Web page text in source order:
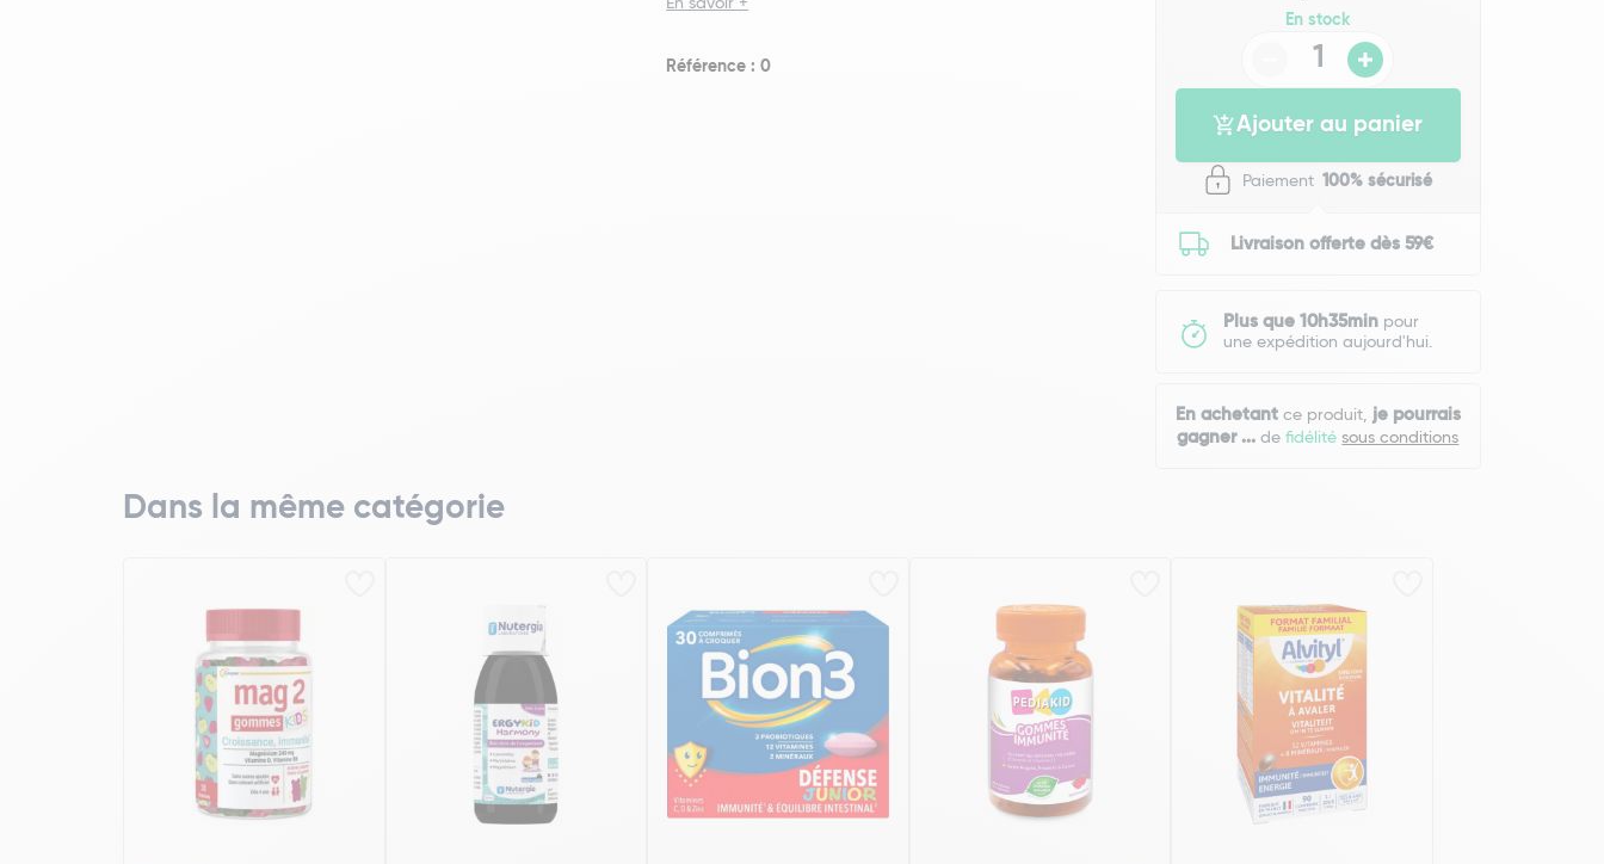
En savoir +
Référence : 0
En stock
Ajouter au panier
Paiement 100% sécurisé
Livraison offerte dès 59€
Plus que 10h35minpour
une expédition aujourd'hui.
En achetantce produit, je pourrais
gagner ... defidélitésous conditions
Dans la même catégorie